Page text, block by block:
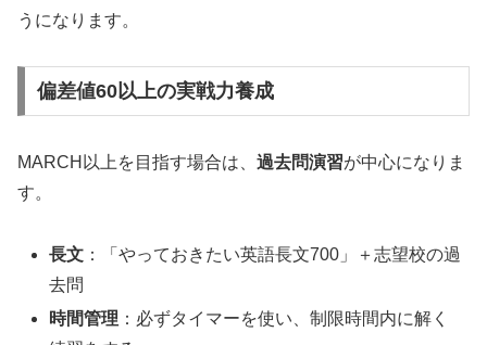
うになります。
偏差値60以上の実戦力養成
MARCH以上を目指す場合は、 過去問演習が中心になりま
す。
長文 ：「やっておきたい英語長文700」＋志望校の過
去問
時間管理 ：必ずタイマーを使い、制限時間内に解く